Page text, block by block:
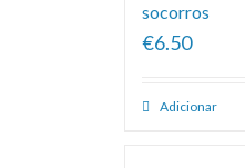
socorros
€6.50
Adicionar